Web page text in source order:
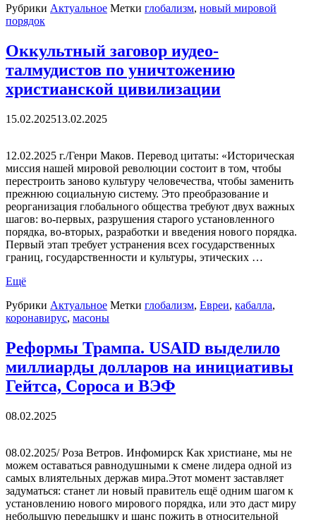
Рубрики Актуальное Метки глобализм, новый мировой
порядок
Оккультный заговор иудео-
талмудистов по уничтожению
христианской цивилизации
15.02.202513.02.2025
12.02.2025 г./Генри Маков. Перевод цитаты: «Историческая
миссия нашей мировой революции состоит в том, чтобы
перестроить заново культуру человечества, чтобы заменить
прежнюю социальную систему. Это преобразование и
реорганизация глобального общества требуют двух важных
шагов: во-первых, разрушения старого установленного
порядка, во-вторых, разработки и введения нового порядка.
Первый этап требует устранения всех государственных
границ, государственности и культуры, этических …
Ещё
Рубрики Актуальное Метки глобализм, Евреи, кабалла,
коронавирус, масоны
Реформы Трампа. USAID выделило
миллиарды долларов на инициативы
Гейтса, Сороса и ВЭФ
08.02.2025
08.02.2025/ Роза Ветров. Инфомирск Как христиане, мы не
можем оставаться равнодушными к смене лидера одной из
самых влиятельных держав мира.Этот момент заставляет
задуматься: станет ли новый правитель ещё одним шагом к
установлению нового мирового порядка, или это даст миру
небольшую передышку и шанс пожить в относительной